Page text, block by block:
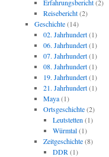
Erfahrungsbericht(2)
Reisebericht(2)
Geschichte(14)
02. Jahrhundert(1)
06. Jahrhundert(1)
07. Jahrhundert(1)
08. Jahrhundert(1)
19. Jahrhundert(1)
21. Jahrhundert(1)
Maya(1)
Ortsgeschichte(2)
Leutstetten (1)
Würmtal(1)
Zeitgeschichte(8)
DDR (1)